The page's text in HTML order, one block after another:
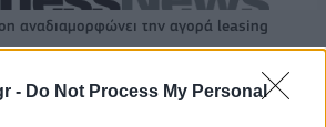
- Do Not Process My Personal
αναδιαμορφώνει την αγορά leasing